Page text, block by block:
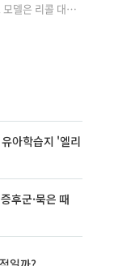
델은 리콜 대상
용으로 인한
년 9월 이전
효율 등급표 확
제조일자를..